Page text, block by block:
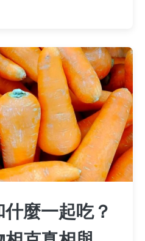
麼一起吃？